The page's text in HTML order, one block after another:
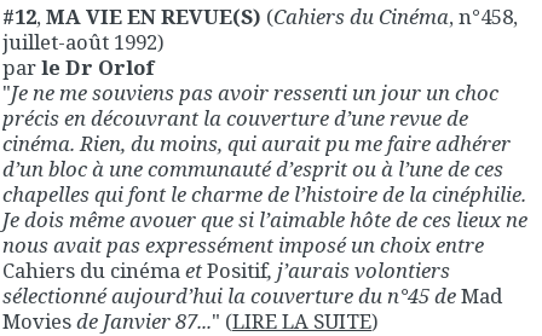
#12,MA VIE EN REVUE(S) (Cahiers du Cinéma, n°458,
juillet-août 1992)
parle Dr Orlof
"Je ne me souviens pas avoir ressenti un jour un choc
précis en découvrant la couverture d’une revue de
cinéma. Rien, du moins, qui aurait pu me faire adhérer
d’un bloc à une communauté d’esprit ou à l’une de ces
chapelles qui font le charme de l’histoire de la cinéphilie.
Je dois même avouer que si l’aimable hôte de ces lieux ne
nous avait pas expressément imposé un choix entre
Cahiers du cinémaetPositif, j’aurais volontiers
sélectionné aujourd’hui la couverture du n°45 deMad
Moviesde Janvier 87..." (LIRE LA SUITE)